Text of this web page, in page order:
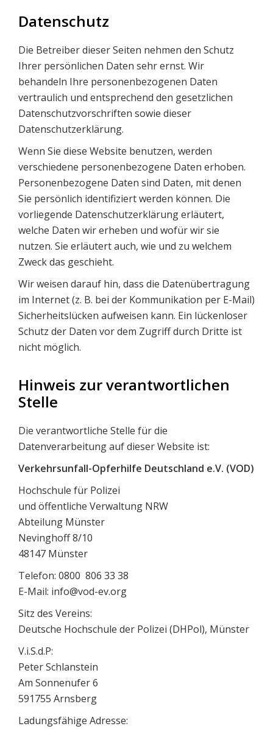
Datenschutz
Die Betreiber dieser Seiten nehmen den Schutz
Ihrer persönlichen Daten sehr ernst. Wir
behandeln Ihre personenbezogenen Daten
vertraulich und entsprechend den gesetzlichen
Datenschutzvorschriften sowie dieser
Datenschutzerklärung.
Wenn Sie diese Website benutzen, werden
verschiedene personenbezogene Daten erhoben.
Personenbezogene Daten sind Daten, mit denen
Sie persönlich identifiziert werden können. Die
vorliegende Datenschutzerklärung erläutert,
welche Daten wir erheben und wofür wir sie
nutzen. Sie erläutert auch, wie und zu welchem
Zweck das geschieht.
Wir weisen darauf hin, dass die Datenübertragung
im Internet (z. B. bei der Kommunikation per E-Mail)
Sicherheitslücken aufweisen kann. Ein lückenloser
Schutz der Daten vor dem Zugriff durch Dritte ist
nicht möglich.
Hinweis zur verantwortlichen
Stelle
Die verantwortliche Stelle für die
Datenverarbeitung auf dieser Website ist:
Verkehrsunfall-Opferhilfe Deutschland e.V. (VOD)
Hochschule für Polizei
und öffentliche Verwaltung NRW
Abteilung Münster
Nevinghoff 8/10
48147 Münster
Telefon: 0800 806 33 38
E-Mail: info@vod-ev.org
Sitz des Vereins:
Deutsche Hochschule der Polizei (DHPol), Münster
V.i.S.d.P:
Peter Schlanstein
Am Sonnenufer 6
591755 Arnsberg
Ladungsfähige Adresse: